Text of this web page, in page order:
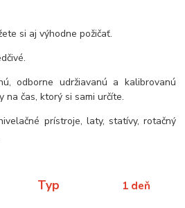
si aj výhodne požičať.
odborne udržiavanú a kalibrovanú
na čas, ktorý si sami určíte.
prístroje, laty, statívy, rotačný
Typ 1 deň